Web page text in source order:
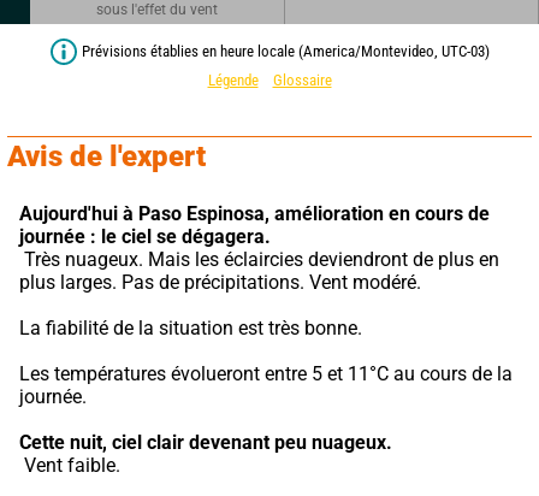
sous l'effet du vent
Prévisions établies en heure locale (America/Montevideo, UTC-03)
Légende
Glossaire
Avis de l'expert
Aujourd'hui à Paso Espinosa, amélioration en cours de
journée : le ciel se dégagera.
plus larges. Pas de précipitations. Vent modéré.
La fiabilité de la situation est très bonne.
Les températures évolueront entre 5 et 11°C au cours de la
journée.
Cette nuit, ciel clair devenant peu nuageux.
Vent faible.